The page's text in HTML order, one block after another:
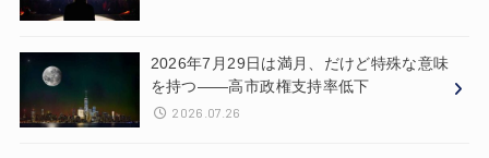
2026年7月29日は満月、だけど特殊な意味
を持つ——高市政権支持率低下
2026.07.26